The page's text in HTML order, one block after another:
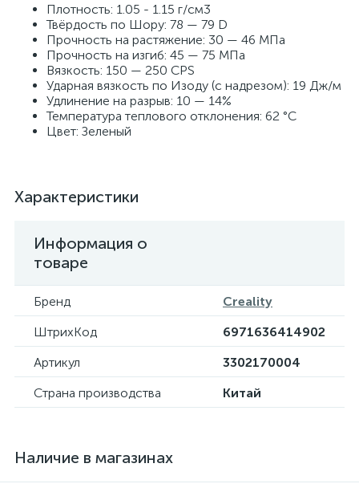
Плотность: 1.05 - 1.15 г/см3
Твёрдость по Шору: 78 — 79 D
Прочность на растяжение: 30 — 46 МПа
Прочность на изгиб: 45 — 75 МПа
Вязкость: 150 — 250 CPS
Ударная вязкость по Изоду (с надрезом): 19 Дж/м
Удлинение на разрыв: 10 — 14%
Температура теплового отклонения: 62 °С
Цвет: Зеленый
Характеристики
Информация о
товаре
Бренд
Creality
ШтрихКод
6971636414902
Артикул
3302170004
Страна производства
Китай
Наличие в магазинах